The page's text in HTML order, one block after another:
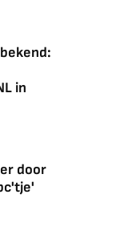
in
door